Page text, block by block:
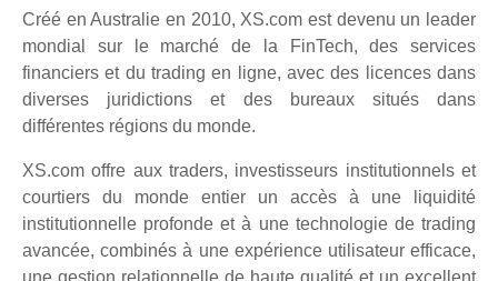
Créé en Australie en 2010, XS.com est devenu un leader
mondial sur le marché de la FinTech, des services
financiers et du trading en ligne, avec des licences dans
diverses juridictions et des bureaux situés dans
différentes régions du monde.
XS.com offre aux traders, investisseurs institutionnels et
courtiers du monde entier un accès à une liquidité
institutionnelle profonde et à une technologie de trading
avancée, combinés à une expérience utilisateur efficace,
une gestion relationnelle de haute qualité et un excellent